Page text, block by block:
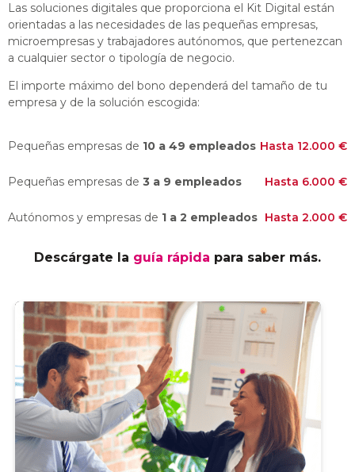
Las soluciones digitales que proporciona el Kit Digital están
orientadas a las necesidades de las pequeñas empresas,
microempresas y trabajadores autónomos, que pertenezcan
a cualquier sector o tipología de negocio.
El importe máximo del bono dependerá del tamaño de tu
empresa y de la solución escogida:
Pequeñas empresas de 10 a 49 empleados Hasta 12.000 €
Pequeñas empresas de 3 a 9 empleados Hasta 6.000 €
Autónomos y empresas de 1 a 2 empleados Hasta 2.000 €
Descárgate la guía rápida para saber más.